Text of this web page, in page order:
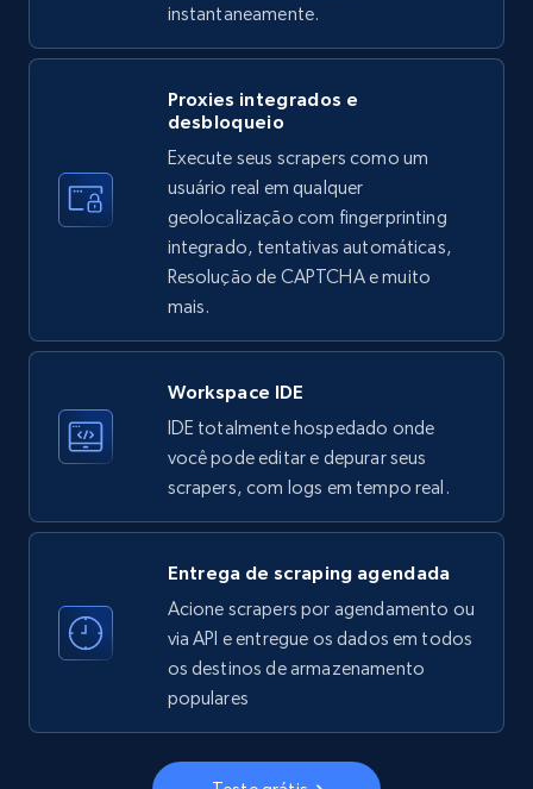
5.7K+ Comece grátis
LinkedIn company information
ID, Name, Country code, Locations, Followers,
Employees in linkedin, About, Specialties, and
more.
3.5K+ Comece grátis
Instagram - Profiles
Account, Fbid, ID, Followers, Posts count, Is
business account, Is professional account, Is
verified, and more.
Instagram - Profiles - Collect profile
information by user name
business account, Is professional account, Is
instantaneamente.
Proxies integrados e
desbloqueio
Execute seus scrapers como um
usuário real em qualquer
geolocalização com fingerprinting
integrado, tentativas automáticas,
Resolução de CAPTCHA e muito
mais.
Workspace IDE
IDE totalmente hospedado onde
você pode editar e depurar seus
scrapers, com logs em tempo real.
Entrega de scraping agendada
Acione scrapers por agendamento ou
via API e entregue os dados em todos
os destinos de armazenamento
populares